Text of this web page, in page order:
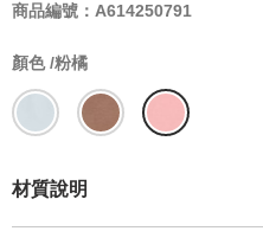
商品編號：A614250791
顏色 /粉橘
材質說明